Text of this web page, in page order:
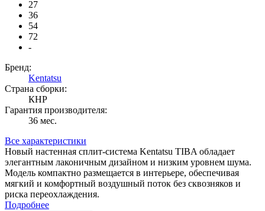
27
36
54
72
-
Бренд:
Kentatsu
Страна сборки:
КНР
Гарантия производителя:
36 мес.
Все характеристики
Новый настенная сплит-система Kentatsu TIBA обладает
элегантным лаконичным дизайном и низким уровнем шума.
Модель компактно размещается в интерьере, обеспечивая
мягкий и комфортный воздушный поток без сквозняков и
риска переохлаждения.
Подробнее